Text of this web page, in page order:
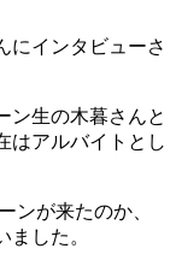
にインタビューさ
ン生の木暮さんと
はアルバイトとし
ンが来たのか、
した。